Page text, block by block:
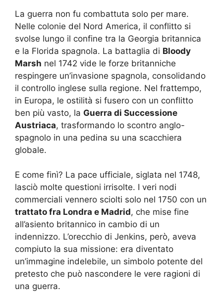
La guerra non fu combattuta solo per mare.
Nelle colonie del Nord America, il conflitto si
svolse lungo il confine tra la Georgia britannica
e la Florida spagnola. La battaglia di Bloody
Marsh nel 1742 vide le forze britanniche
respingere un’invasione spagnola, consolidando
il controllo inglese sulla regione. Nel frattempo,
in Europa, le ostilità si fusero con un conflitto
ben più vasto, la Guerra di Successione
Austriaca, trasformando lo scontro anglo-
spagnolo in una pedina su una scacchiera
globale.
E come finì? La pace ufficiale, siglata nel 1748,
lasciò molte questioni irrisolte. I veri nodi
commerciali vennero sciolti solo nel 1750 con un
trattato fra Londra e Madrid, che mise fine
all’asiento britannico in cambio di un
indennizzo. L’orecchio di Jenkins, però, aveva
compiuto la sua missione: era diventato
un’immagine indelebile, un simbolo potente del
pretesto che può nascondere le vere ragioni di
una guerra.